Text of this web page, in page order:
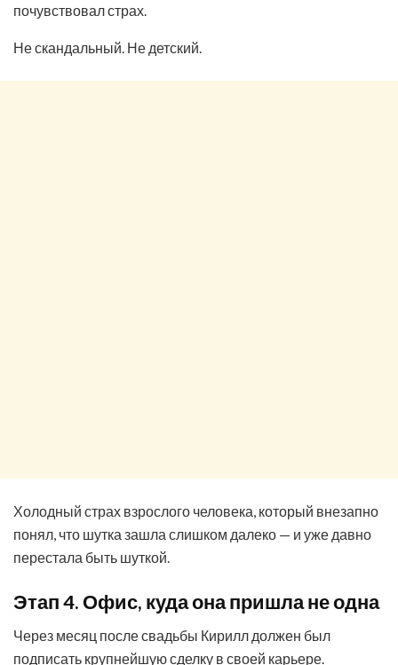
почувствовал страх.
Не скандальный. Не детский.
Холодный страх взрослого человека, который внезапно
понял, что шутка зашла слишком далеко — и уже давно
перестала быть шуткой.
Этап 4. Офис, куда она пришла не одна
Через месяц после свадьбы Кирилл должен был
подписать крупнейшую сделку в своей карьере.